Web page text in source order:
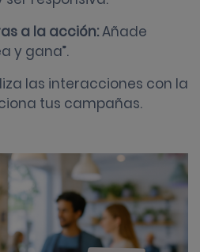
a la acción:Añade
y gana”.
las interacciones con la
tus campañas.